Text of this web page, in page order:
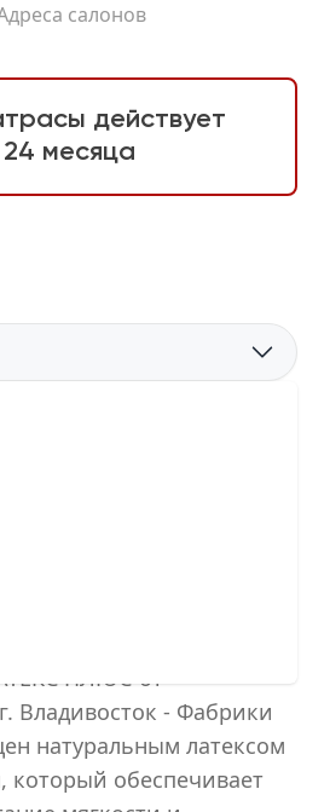
салонов
действует
месяца
«ЛАТЕКС ПЛЮС»
ПЛЮС"от
Владивосток - Фабрики
натуральным латексом
обеспечивает